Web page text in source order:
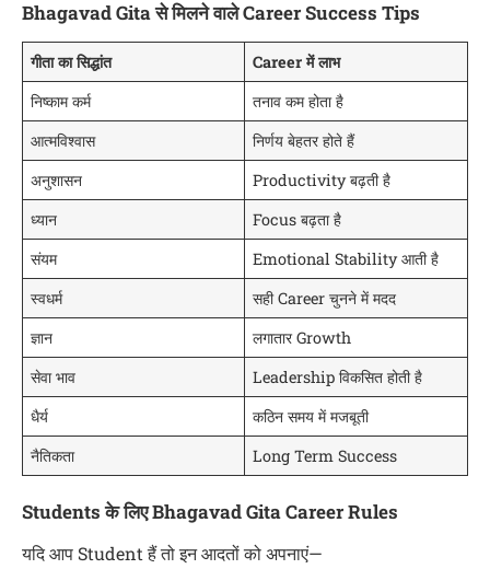
Bhagavad Gita से मिलने वाले Career Success Tips
गीता का सिद्धांत
Career में लाभ
निष्काम कर्म
तनाव कम होता है
आत्मविश्वास
निर्णय बेहतर होते हैं
अनुशासन
Productivity बढ़ती है
ध्यान
Focus बढ़ता है
संयम
Emotional Stability आती है
स्वधर्म
सही Career चुनने में मदद
ज्ञान
लगातार Growth
सेवा भाव
Leadership विकसित होती है
धैर्य
कठिन समय में मजबूती
नैतिकता
Long Term Success
Students के लिए Bhagavad Gita Career Rules
यदि आप Student हैं तो इन आदतों को अपनाएं—